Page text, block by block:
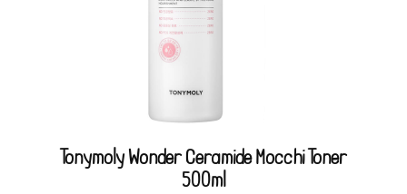
Tonymoly Wonder Ceramide Mocchi Toner
500ml